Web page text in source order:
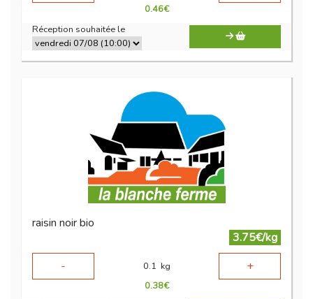
0.46€
Réception souhaitée le
raisin noir bio
3.75€/kg
-
0.1 kg +
0.38€